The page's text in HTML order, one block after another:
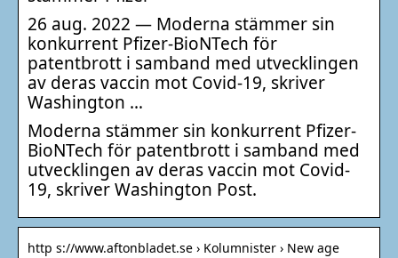
26 aug. 2022 — Moderna stämmer sin
konkurrent Pfizer-BioNTech för
patentbrott i samband med utvecklingen
av deras vaccin mot Covid-19, skriver
Washington …
Moderna stämmer sin konkurrent Pfizer-
BioNTech för patentbrott i samband med
utvecklingen av deras vaccin mot Covid-
19, skriver Washington Post.
http s://www.aftonbladet.se › Kolumnister › New age